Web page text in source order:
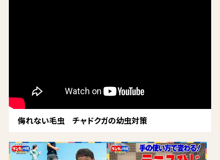
侮れない毛虫 チャドクガの幼虫対策